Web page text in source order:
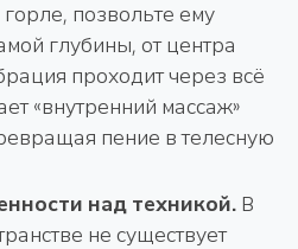
позвольте ему
глубины, от центра
проходит через всё
«внутренний массаж»
пение в телесную
над техникой. В
не существует